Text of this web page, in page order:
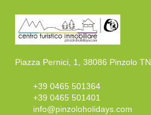
Piazza Pernici, 1, 38086 Pinzolo TN
+39 0465 501364
+39 0465 501401
info@pinzoloholidays.com